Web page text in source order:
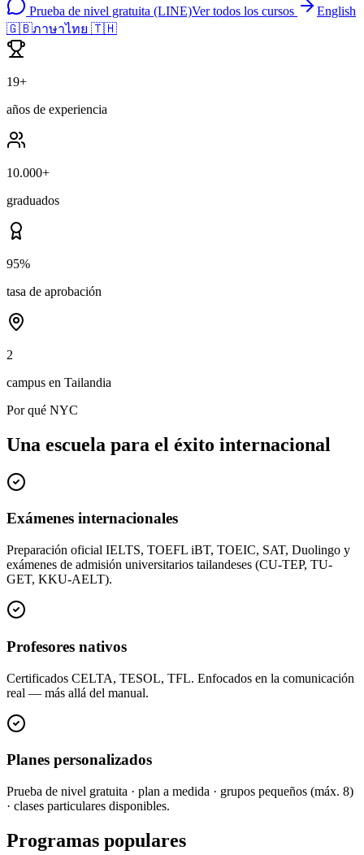
Prueba de nivel gratuita (LINE)Ver todos los cursos
English
🇬🇧ภาษาไทย 🇹🇭
19+
años de experiencia
10.000+
graduados
95%
tasa de aprobación
2
campus en Tailandia
Por qué NYC
Una escuela para el éxito internacional
Exámenes internacionales
Preparación oficial IELTS, TOEFL iBT, TOEIC, SAT, Duolingo y
exámenes de admisión universitarios tailandeses (CU-TEP, TU-
GET, KKU-AELT).
Profesores nativos
Certificados CELTA, TESOL, TFL. Enfocados en la comunicación
real — más allá del manual.
Planes personalizados
Prueba de nivel gratuita · plan a medida · grupos pequeños (máx. 8)
· clases particulares disponibles.
Programas populares